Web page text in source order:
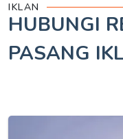
IKLAN
HUBUNGI
PASANG